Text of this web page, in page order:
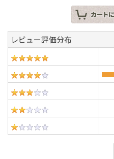
レビュー評価分布